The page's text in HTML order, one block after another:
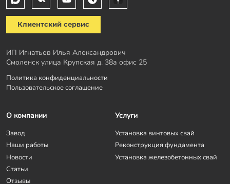
Клиентский сервис
ИП Игнатьев Илья Александрович
Смоленск улица Крупская д. 38а офис 25
Политика конфиденциальности
Пользовательское соглашение
О компании
Завод
Наши работы
Новости
Статьи
Отзывы
Услуги
Установка винтовых свай
Реконструкция фундамента
Установка железобетонных свай